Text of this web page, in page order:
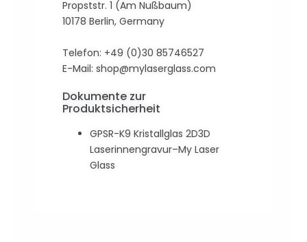
Propststr. 1 (Am Nußbaum)
10178 Berlin, Germany
Telefon: +49 (0)30 85746527
E-Mail: shop@mylaserglass.com
Dokumente zur
Produktsicherheit
GPSR-K9 Kristallglas 2D3D
Laserinnengravur–My Laser
Glass